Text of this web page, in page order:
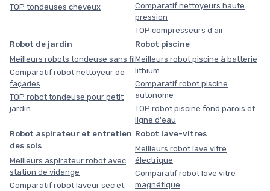
TOP tondeuses cheveux
Comparatif nettoyeurs haute
pression
TOP compresseurs d'air
Robot de jardin
Meilleurs robots tondeuse sans fil
Comparatif robot nettoyeur de
façades
TOP robot tondeuse pour petit
jardin
Robot piscine
Meilleurs robot piscine à batterie
lithium
Comparatif robot piscine
autonome
TOP robot piscine fond parois et
ligne d'eau
Robot aspirateur et entretien
des sols
Meilleurs aspirateur robot avec
station de vidange
Comparatif robot laveur sec et
Robot lave-vitres
Meilleurs robot lave vitre
électrique
Comparatif robot lave vitre
magnétique